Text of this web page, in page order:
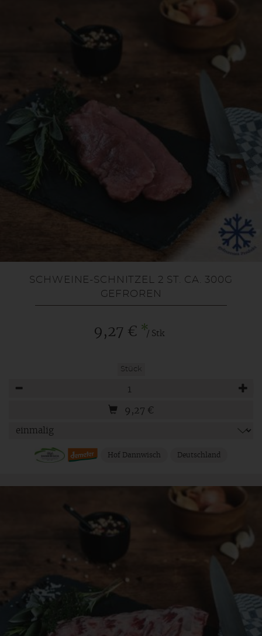
SCHWEINE-SCHNITZEL 2 ST. CA. 300G
GEFROREN
9,27 € */ Stk
Stück
9,27 €
Hof Dannwisch Deutschland